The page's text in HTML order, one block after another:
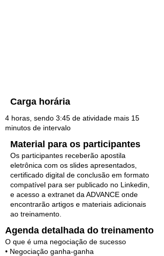
Carga horária
4 horas, sendo 3:45 de atividade mais 15
minutos de intervalo
Material para os participantes
Os participantes receberão apostila
eletrônica com os slides apresentados,
certificado digital de conclusão em formato
compatível para ser publicado no Linkedin,
e acesso a extranet da ADVANCE onde
encontrarão artigos e materiais adicionais
ao treinamento.
Agenda detalhada do treinamento
O que é uma negociação de sucesso
• Negociação ganha-ganha